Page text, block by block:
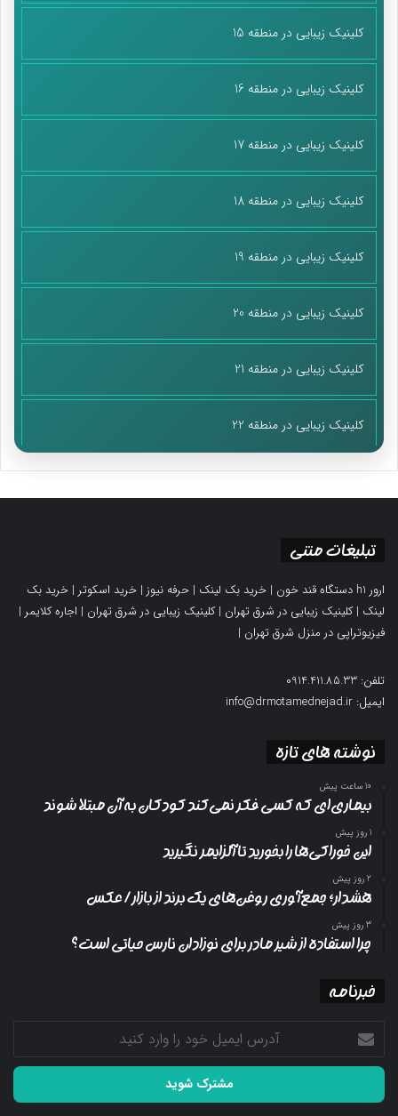
کلینیک زیبایی در منطقه 15
کلینیک زیبایی در منطقه 16
کلینیک زیبایی در منطقه 17
کلینیک زیبایی در منطقه 18
کلینیک زیبایی در منطقه 19
کلینیک زیبایی در منطقه 20
کلینیک زیبایی در منطقه 21
کلینیک زیبایی در منطقه 22
تبلیغات متنی
ارور h1 دستگاه قند خون | خرید بک لینک | حرفه نیوز | خرید اسکوتر | خرید بک
لینک |کلینیک زیبایی در شرق تهران |کلینیک زیبایی در شرق تهران | اجاره کلایمر |
فیزیوتراپی در منزل شرق تهران |
تلفن: 0914.411.85.33
ایمیل: info@drmotamednejad.ir
نوشته های تازه
10 ساعت پیش
بیماری‌ای که کسی فکر نمی‌کند کودکان به آن مبتلا شوند
1 روز پیش
این خوراکی‌ها را بخورید تا آلزایمر نگیرید
2 روز پیش
هشدار؛ جمع‌آوری روغن‌های یک برند از بازار/ عکس
3 روز پیش
چرا استفاده از شیر مادر برای نوزادان نارس حیاتی است؟
خبرنامه
آدرس
ایمیل
خود
وارد